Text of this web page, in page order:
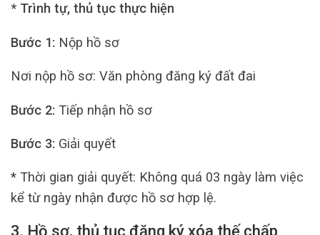
* Trình tự, thủ tục thực hiện
Bước 1: Nộp hồ sơ
Nơi nộp hồ sơ: Văn phòng đăng ký đất đai
Bước 2: Tiếp nhận hồ sơ
Bước 3: Giải quyết
* Thời gian giải quyết: Không quá 03 ngày làm việc
kể từ ngày nhận được hồ sơ hợp lệ.
3. Hồ sơ, thủ tục đăng ký xóa thế chấp